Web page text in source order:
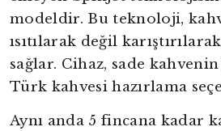
modeldir. Bu teknoloji,
ısıtılarak değil
sağlar. Cihaz, sade
Türk kahvesi hazırlama
Aynı anda 5 fincana kadar